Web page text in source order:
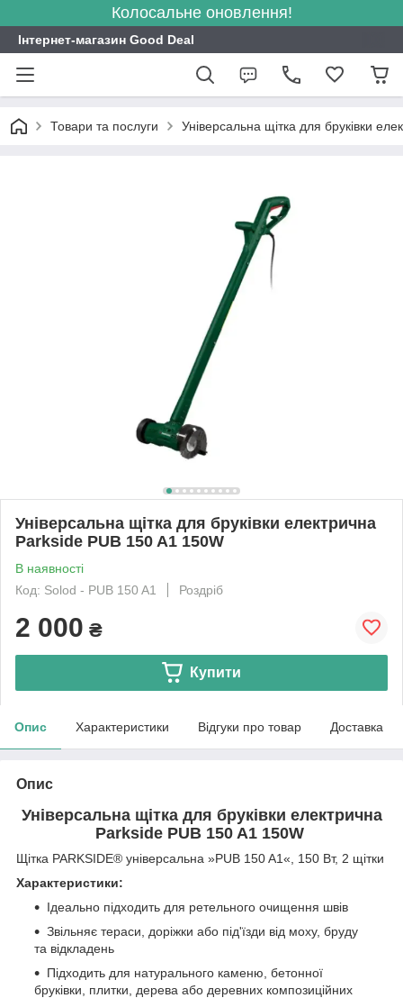
Колосальне оновлення!
Інтернет-магазин Good Deal
Товари та послуги Універсальна щітка для бруківки
Універсальна щітка для бруківки електрична
Parkside PUB 150 A1 150W
В наявності
Код: Solod - PUB 150 A1
Роздріб
2 000 ₴
Купити
Опис Характеристики Відгуки про товар Доставка
Опис
Універсальна щітка для бруківки електрична
Parkside PUB 150 A1 150W
Щітка PARKSIDE® універсальна »PUB 150 A1«, 150 Вт, 2 щітки
Характеристики:
Ідеально підходить для ретельного очищення швів
Звільняє тераси, доріжки або під'їзди від моху, бруду
та відкладень
Підходить для натурального каменю, бетонної
бруківки, плитки, дерева або деревних композиційних